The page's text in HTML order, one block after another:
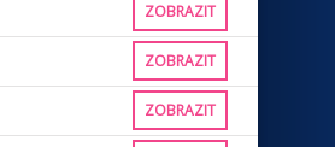
ZOBRAZIT
ZOBRAZIT
ZOBRAZIT